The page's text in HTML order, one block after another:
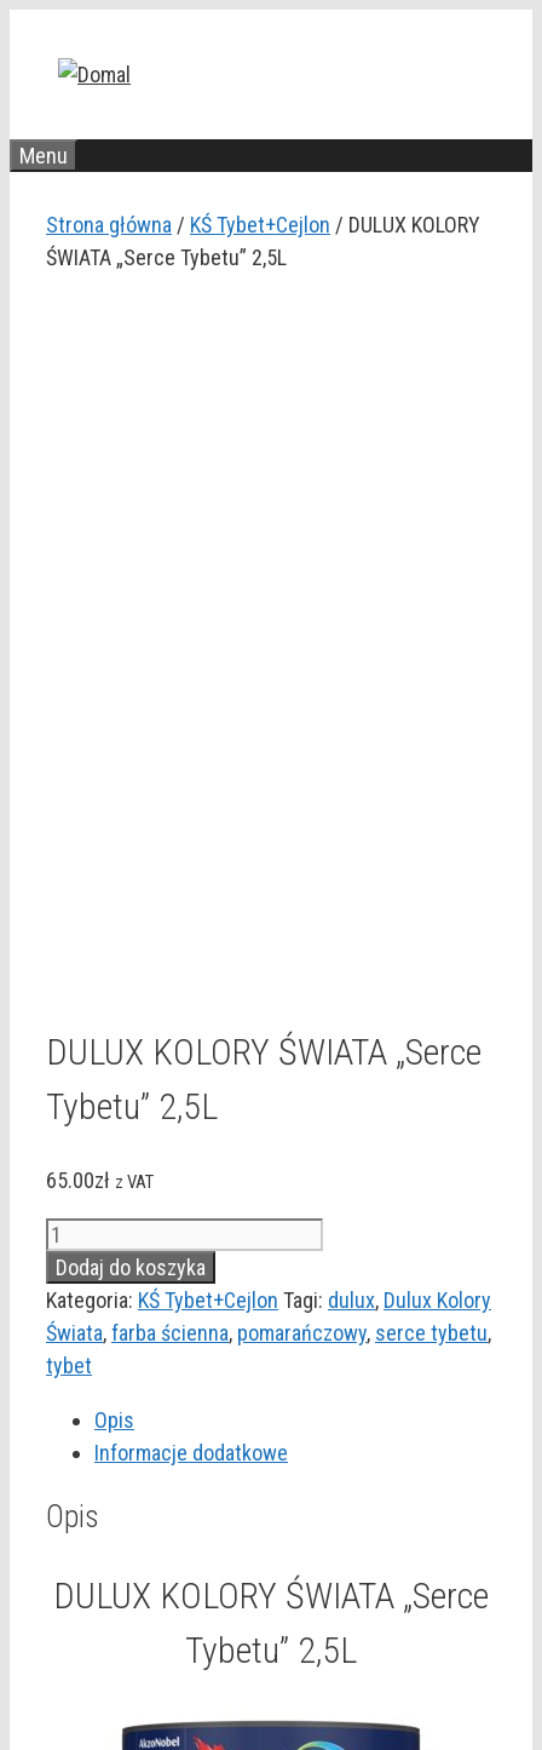
Menu
Strona główna / KŚ Tybet+Cejlon / DULUX KOLORY
ŚWIATA „Serce Tybetu” 2,5L
DULUX KOLORY ŚWIATA „Serce
Tybetu” 2,5L
65.00zł z VAT
ilość
DULUX
KOLORY
ŚWIATA
"Serce
2,5L
Dodaj do koszyka
Kategoria: KŚ Tybet+Cejlon Tagi: dulux, Dulux Kolory
Świata,farba ścienna, pomarańczowy, serce tybetu,
tybet
Opis
Informacje dodatkowe
Opis
DULUX KOLORY ŚWIATA „Serce
Tybetu” 2,5L